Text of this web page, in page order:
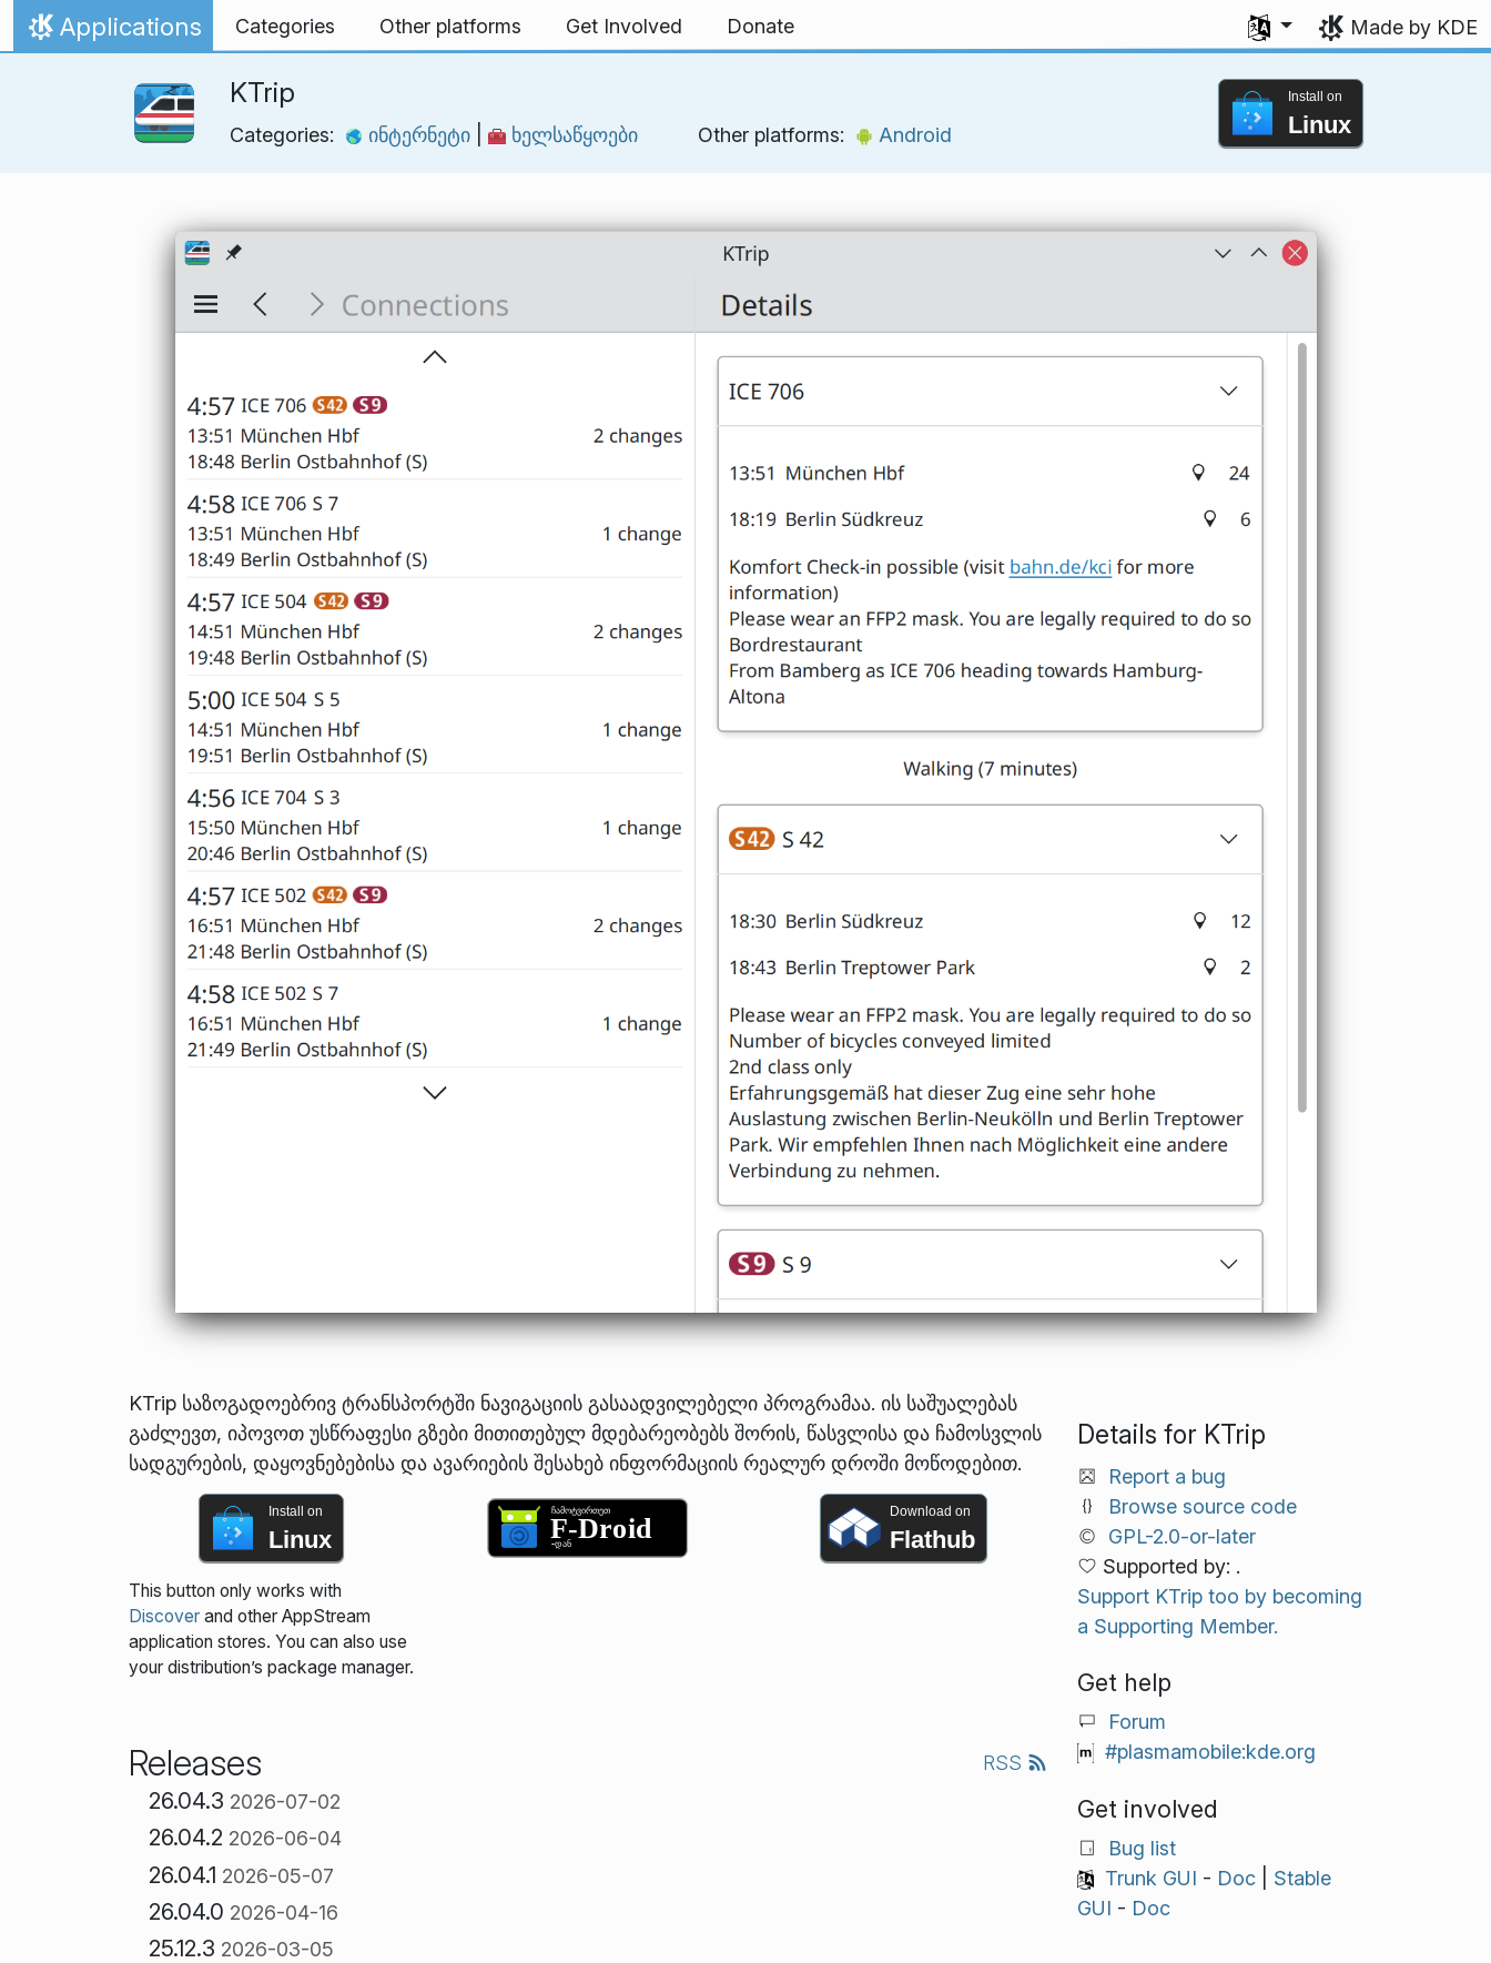
Skip to content
Home
Applications Categories Other platforms Get Involved Donate
Select your language
Made by KDE
KTrip
Categories: ინტერნეტი ხელსაწყოები Other platforms: Android
Install on
Linux
KTrip საზოგადოებრივ ტრანსპორტში ნავიგაციის გასაადვილებელი პროგრამაა. ის საშუალებას
გაძლევთ, იპოვოთ უსწრაფესი გზები მითითებულ მდებარეობებს შორის, წასვლისა და ჩამოსვლის
სადგურების, დაყოვნებებისა და ავარიების შესახებ ინფორმაციის რეალურ დროში მოწოდებით.
Install on
Linux
This button only works with
Discoverand other AppStream
application stores. You can also use
your distribution’s package manager.
Download on
Flathub
Releases RSS
26.04.3 2026-07-02
26.04.2 2026-06-04
26.04.1 2026-05-07
26.04.0 2026-04-16
25.12.3 2026-03-05
Details for KTrip
Report a bug
Browse source code
GPL-2.0-or-later
Supported by: .
Support KTrip too by becoming
a Supporting Member.
Get help
Forum
#plasmamobile:kde.org
Get involved
Bug list
Trunk GUI - Doc| Stable
GUI - Doc